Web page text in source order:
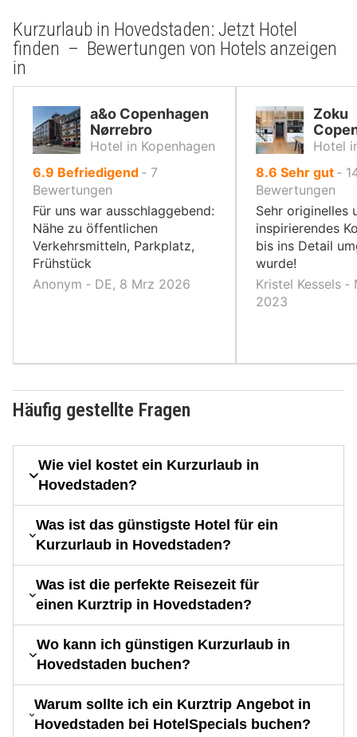
Kurzurlaub in Hovedstaden: Jetzt Hotel
finden – Bewertungen von Hotels anzeigen
in
a&o Copenhagen
Nørrebro
Hotel in Kopenhagen
6.9 von
10,
Befriedigend ‐ 7
Bewertungen
Für uns war ausschlaggebend:
Nähe zu öffentlichen
Verkehrsmitteln, Parkplatz,
Frühstück
Anonym ‐ DE, 8 Mrz 2026
Zoku
Hotel
8.6 von
10,
Sehr gut ‐
Bewertungen
Sehr originelles
inspirierendes
bis ins Detail
wurde!
Kristel Kessels ‐
2023
Häufig gestellte Fragen
Wie viel kostet ein Kurzurlaub in
Hovedstaden?
Was ist das günstigste Hotel für ein
Kurzurlaub in Hovedstaden?
Was ist die perfekte Reisezeit für
einen Kurztrip in Hovedstaden?
Wo kann ich günstigen Kurzurlaub in
Hovedstaden buchen?
Warum sollte ich ein Kurztrip Angebot in
Hovedstaden bei HotelSpecials buchen?